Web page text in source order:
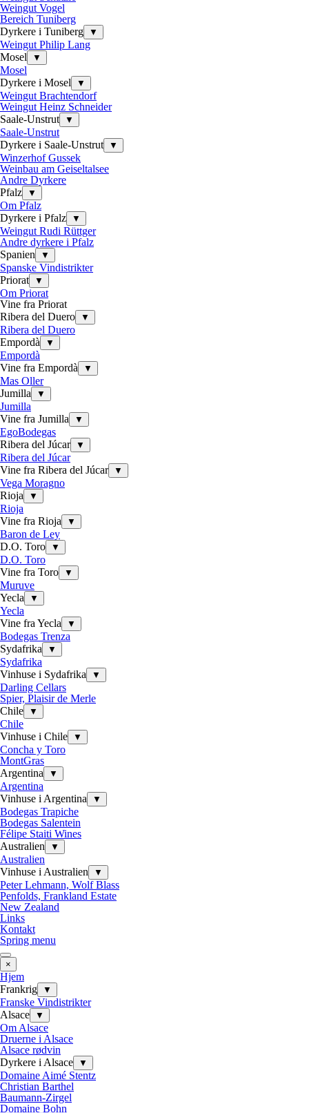
Weingut Vogel
Bereich Tuniberg
Dyrkere i Tuniberg
▼
Weingut Philip Lang
Mosel
▼
Mosel
Dyrkere i Mosel
▼
Weingut Brachtendorf
Weingut Heinz Schneider
Saale-Unstrut
▼
Saale-Unstrut
Dyrkere i Saale-Unstrut
▼
Winzerhof Gussek
Weinbau am Geiseltalsee
Andre Dyrkere
Pfalz
▼
Om Pfalz
Dyrkere i Pfalz
▼
Weingut Rudi Rüttger
Andre dyrkere i Pfalz
Spanien
▼
Spanske Vindistrikter
Priorat
▼
Om Priorat
Vine fra Priorat
Ribera del Duero
▼
Ribera del Duero
Empordà
▼
Empordà
Vine fra Empordà
▼
Mas Oller
Jumilla
▼
Jumilla
Vine fra Jumilla
▼
EgoBodegas
Ribera del Júcar
▼
Ribera del Júcar
Vine fra Ribera del Júcar
▼
Vega Moragno
Rioja
▼
Rioja
Vine fra Rioja
▼
Baron de Ley
D.O. Toro
▼
D.O. Toro
Vine fra Toro
▼
Muruve
Yecla
▼
Yecla
Vine fra Yecla
▼
Bodegas Trenza
Sydafrika
▼
Sydafrika
Vinhuse i Sydafrika
▼
Darling Cellars
Spier, Plaisir de Merle
Chile
▼
Chile
Vinhuse i Chile
▼
Concha y Toro
MontGras
Argentina
▼
Argentina
Vinhuse i Argentina
▼
Bodegas Trapiche
Bodegas Salentein
Félipe Staiti Wines
Australien
▼
Australien
Vinhuse i Australien
▼
Peter Lehmann, Wolf Blass
Penfolds, Frankland Estate
New Zealand
Links
Kontakt
Spring menu
×
Hjem
Frankrig
▼
Franske Vindistrikter
Alsace
▼
Om Alsace
Druerne i Alsace
Alsace rødvin
Dyrkere i Alsace
▼
Domaine Aimé Stentz
Christian Barthel
Baumann-Zirgel
Domaine Bohn